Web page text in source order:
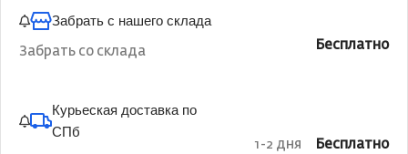
Забрать с нашего склада
Забрать со склада Бесплатно
Курьеская доставка по
СПб
1-2 дня Бесплатно